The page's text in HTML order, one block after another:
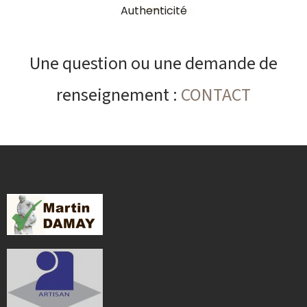
Authenticité
Une question ou une demande de
renseignement : CONTACT